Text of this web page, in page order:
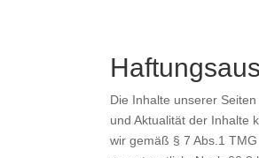
Die Inhalte unserer
und Aktualität der Inhalte
wir gemäß § 7 Abs.1